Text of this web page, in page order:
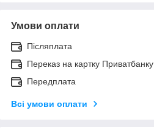
Умови оплати
Післяплата
Переказ на картку Приватбанку
Передплата
Всі умови оплати